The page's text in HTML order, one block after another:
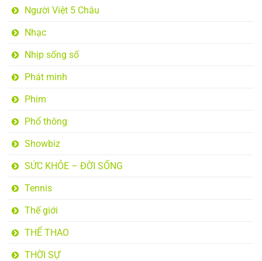
Người Việt 5 Châu
Nhạc
Nhịp sống số
Phát minh
Phim
Phổ thông
Showbiz
SỨC KHỎE – ĐỜI SỐNG
Tennis
Thế giới
THỂ THAO
THỜI SỰ